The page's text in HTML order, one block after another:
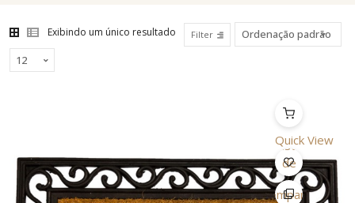
Exibindo um único resultado Filter
Quick View
Lista
de
Desejo
Comparar